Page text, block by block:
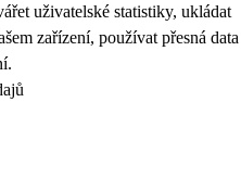
uživatelské statistiky, ukládat
zařízení, používat přesná data